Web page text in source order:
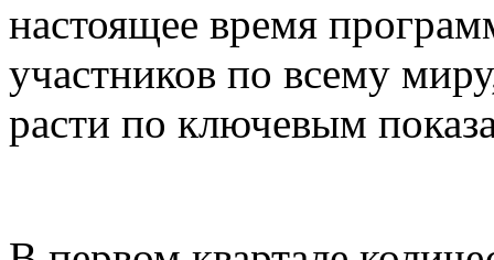
настоящее время
участников по всему
расти по ключевым